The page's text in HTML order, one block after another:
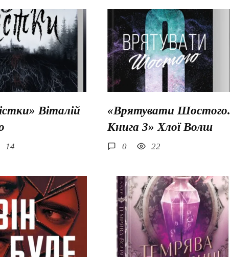
Віталій
14
«Врятувати Шостого.
Книга 3» Хлої Волш
0 22